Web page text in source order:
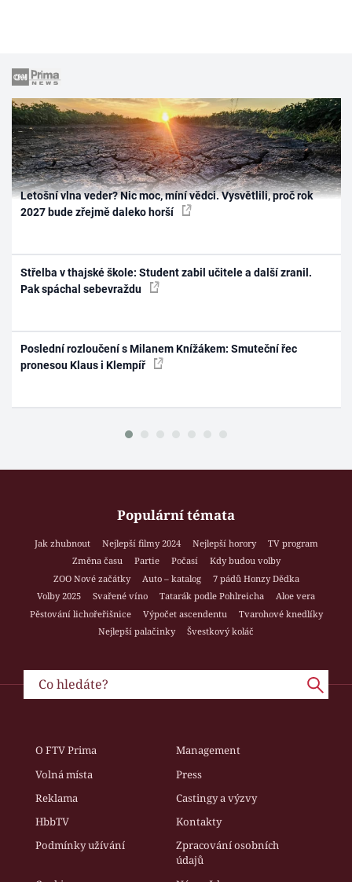
Letošní vlna veder? Nic moc, míní vědci. Vysvětlili, proč rok
2027 bude zřejmě daleko horší
Střelba v thajské škole: Student zabil učitele a další zranil.
Pak spáchal sebevraždu
Poslední rozloučení s Milanem Knížákem: Smuteční řec
pronesou Klaus i Klempíř
Populární témata
Jak zhubnout Nejlepší filmy 2024 Nejlepší horory
TV program
Změna času
Partie Počasí
Kdy budou volby
ZOO Nové začátky
Auto – katalog
7 pádů Honzy Dědka
Volby 2025
Svařené víno Tatarák podle Pohlreicha
Aloe vera
Pěstování lichořeřišnice
Výpočet ascendentu
Tvarohové knedlíky
Nejlepší palačinky
Švestkový koláč
O FTV Prima
Management
Volná místa
Press
Reklama
Castingy a výzvy
HbbTV
Kontakty
Podmínky užívání
Zpracování osobních
údajů